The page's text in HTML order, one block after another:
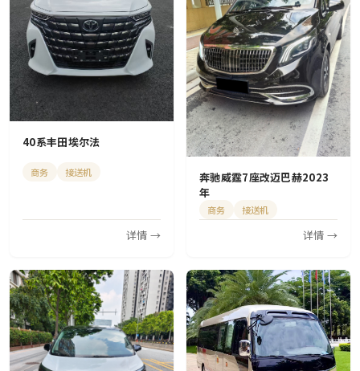
40系丰田埃尔法
商务 接送机
详情 →
奔驰威霆7座改迈巴赫2023
年
商务 接送机
详情 →